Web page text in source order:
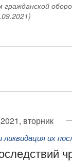
вторник
их